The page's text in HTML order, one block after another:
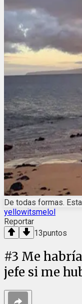
De todas formas.
yellowitsmelol
Reportar
13puntos
#3 Me
jefe si me